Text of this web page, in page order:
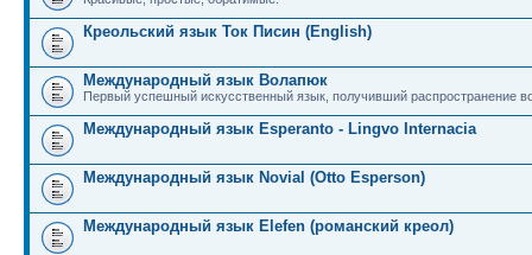
Креольский язык Ток Писин (English)
Международный язык Волапюк
Первый успешный искусственный язык, получивший распространение
Международный язык Esperanto - Lingvo Internacia
Международный язык Novial (Otto Esperson)
Международный язык Elefen (романский креол)